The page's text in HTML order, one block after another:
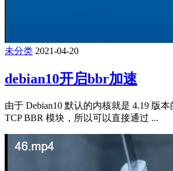
未分类 2021-04-20
debian10开启bbr加速
由于 Debian10 默认的内核就是 4.19 版
TCP BBR 模块，所以可以直接通过 ...